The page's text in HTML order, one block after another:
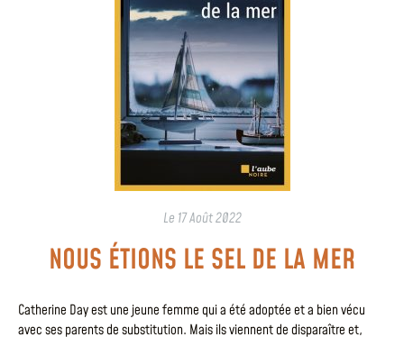
Le 17 Août 2022
NOUS ÉTIONS LE SEL DE LA MER
Catherine Day est une jeune femme qui a été adoptée et a bien vécu
avec ses parents de substitution. Mais ils viennent de disparaître et,